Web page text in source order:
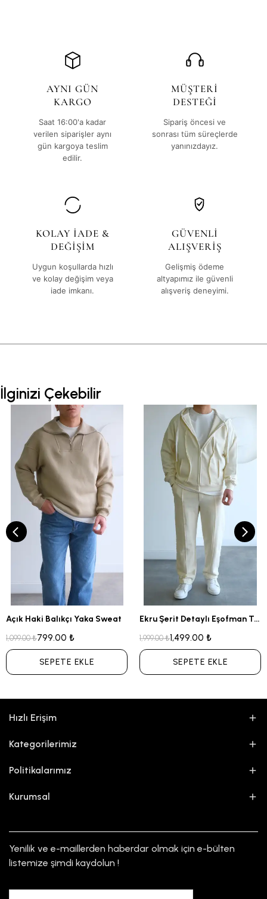
AYNI GÜN
KARGO
Saat 16:00'a kadar
verilen siparişler aynı
gün kargoya teslim
edilir.
MÜŞTERİ
DESTEĞİ
Sipariş öncesi ve
sonrası tüm süreçlerde
yanınızdayız.
KOLAY İADE &
DEĞİŞİM
Uygun koşullarda hızlı
ve kolay değişim veya
iade imkanı.
GÜVENLİ
ALIŞVERİŞ
Gelişmiş ödeme
altyapımız ile güvenli
alışveriş deneyimi.
İlginizi Çekebilir
Açık Haki Balıkçı Yaka Sweat
1,099.00 ₺799.00 ₺
SEPETE EKLE
Ekru Şerit Detaylı Eşofman Takımı
1,999.00 ₺1,499.00 ₺
SEPETE EKLE
Hızlı Erişim
Kategorilerimiz
Politikalarımız
Kurumsal
Yenilik ve e-maillerden haberdar olmak için e-bülten
listemize şimdi kaydolun !